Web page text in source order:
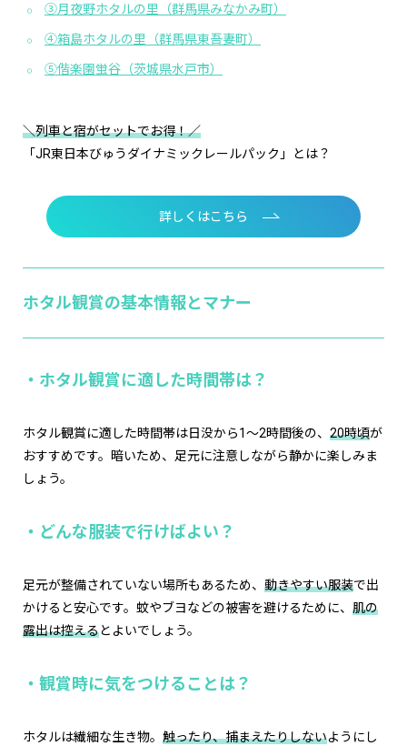
③月夜野ホタルの里（群馬県みなかみ町）
④箱島ホタルの里（群馬県東吾妻町）
⑤偕楽園蛍谷（茨城県水戸市）
＼列車と宿がセットでお得！／
「JR東日本びゅうダイナミックレールパック」とは？
詳しくはこちら
ホタル観賞の基本情報とマナー
・ホタル観賞に適した時間帯は？
ホタル観賞に適した時間帯は日没から1〜2時間後の、 20時頃が
おすすめです。暗いため、足元に注意しながら静かに楽しみま
しょう。
・どんな服装で行けばよい？
足元が整備されていない場所もあるため、 動きやすい服装で出
かけると安心です。蚊やブヨなどの被害を避けるために、 肌の
露出は控えるとよいでしょう。
・観賞時に気をつけることは？
ホタルは繊細な生き物。 触ったり、捕まえたりしないようにし